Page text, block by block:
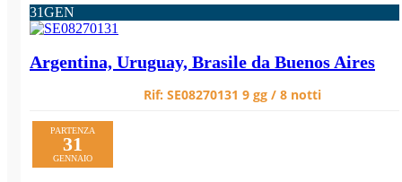
31GEN
Argentina, Uruguay, Brasile da Buenos Aires
Rif: SE08270131 9 gg / 8 notti
PARTENZA
31
GENNAIO